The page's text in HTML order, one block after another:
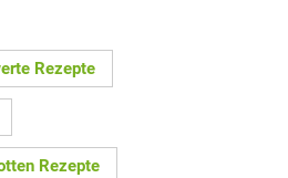
Rezepte
Rezepte